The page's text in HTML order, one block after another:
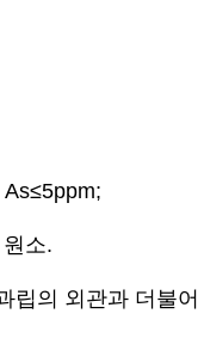
소.
립의 외관과 더불